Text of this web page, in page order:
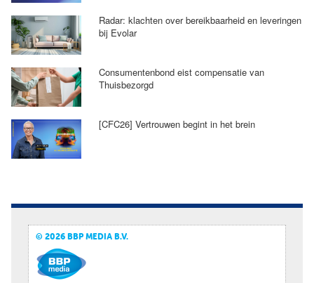
Radar: klachten over bereikbaarheid en leveringen
bij Evolar
Consumentenbond eist compensatie van
Thuisbezorgd
[CFC26] Vertrouwen begint in het brein
© 2026 BBP MEDIA B.V.